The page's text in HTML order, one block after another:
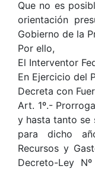
Que no es
orientación
Gobierno de la
Por ello,
El Interventor
En Ejercicio del
Decreta con
Art. 1º.-
y hasta tanto se
para dicho
Recursos y
Decreto-Ley